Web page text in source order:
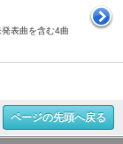
表曲を含む4曲
ページの先頭へ戻る